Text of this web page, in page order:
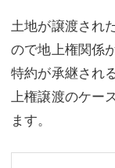
土地が譲渡され
ので地上権関係
特約が承継され
上権譲渡のケー
ます。